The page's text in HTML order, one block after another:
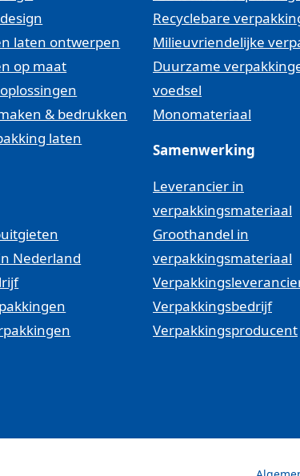
laten ontwerpen
op maat
& bedrukken
laten
Nederland
Recyclebare
Milieuvriendelijke
Duurzame
voedsel
Monomateriaal
Samenwerking
Leverancier in
verpakkingsmateriaal
Groothandel in
verpakkingsmateriaal
Verpakkingsbedrijf
Verpakkingsproducent